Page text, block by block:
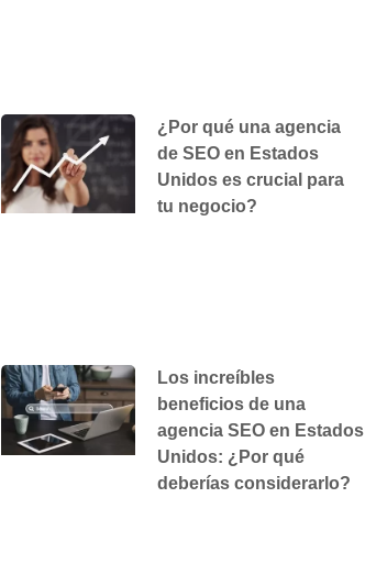
¿Por qué una agencia
de SEO en Estados
Unidos es crucial para
tu negocio?
Los increíbles
beneficios de una
agencia SEO en Estados
Unidos: ¿Por qué
deberías considerarlo?